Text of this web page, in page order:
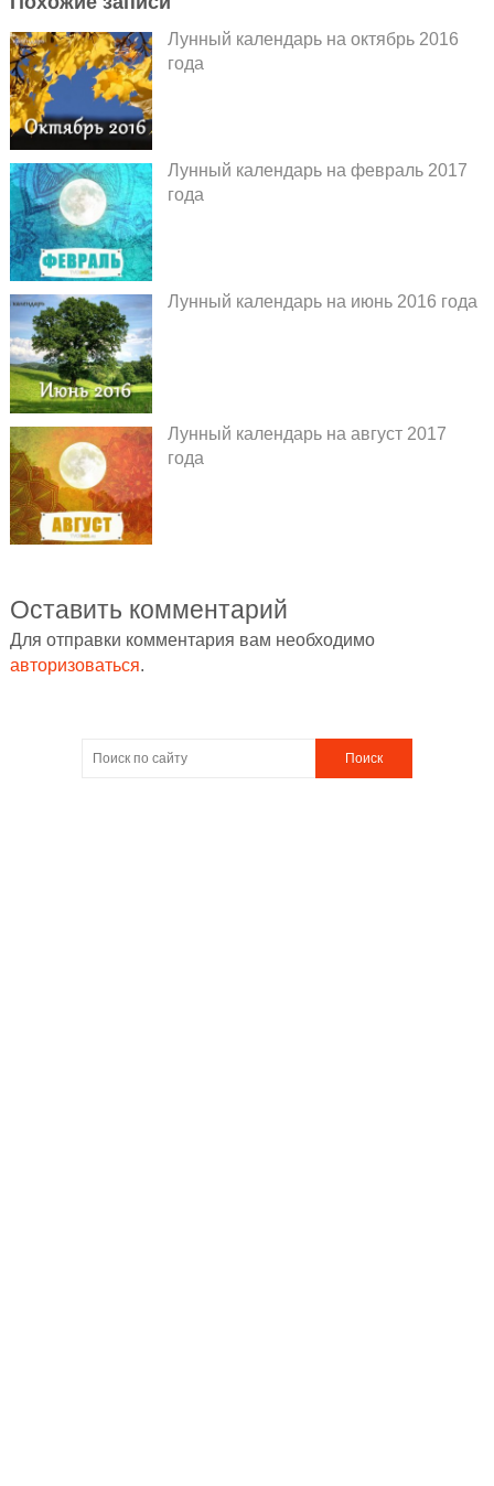
Лунный календарь на октябрь 2016
года
Лунный календарь на февраль 2017
года
Лунный календарь на июнь 2016 года
Лунный календарь на август 2017
года
Оставить комментарий
Для отправки комментария вам необходимо
авторизоваться.